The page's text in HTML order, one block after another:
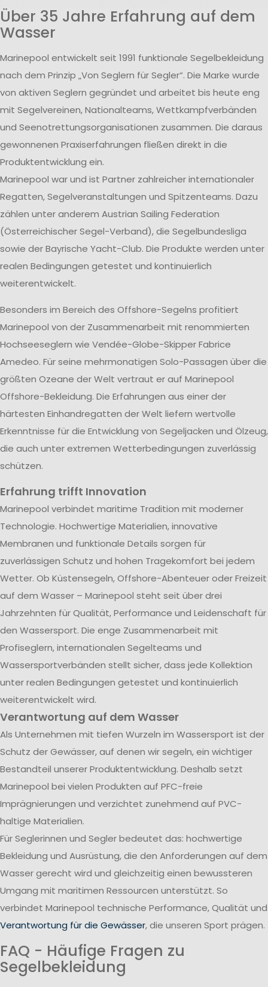
Über 35 Jahre Erfahrung auf dem
Wasser
Marinepool entwickelt seit 1991 funktionale Segelbekleidung
nach dem Prinzip „Von Seglern für Segler“. Die Marke wurde
von aktiven Seglern gegründet und arbeitet bis heute eng
mit Segelvereinen, Nationalteams, Wettkampfverbänden
und Seenotrettungsorganisationen zusammen. Die daraus
gewonnenen Praxiserfahrungen fließen direkt in die
Produktentwicklung ein.
Marinepool war und ist Partner zahlreicher internationaler
Regatten, Segelveranstaltungen und Spitzenteams. Dazu
zählen unter anderem Austrian Sailing Federation
(Österreichischer Segel-Verband), die Segelbundesliga
sowie der Bayrische Yacht-Club. Die Produkte werden unter
realen Bedingungen getestet und kontinuierlich
weiterentwickelt.
Besonders im Bereich des Offshore-Segelns profitiert
Marinepool von der Zusammenarbeit mit renommierten
Hochseeseglern wie Vendée-Globe-Skipper Fabrice
Amedeo. Für seine mehrmonatigen Solo-Passagen über die
größten Ozeane der Welt vertraut er auf Marinepool
Offshore-Bekleidung. Die Erfahrungen aus einer der
härtesten Einhandregatten der Welt liefern wertvolle
Erkenntnisse für die Entwicklung von Segeljacken und Ölzeug,
die auch unter extremen Wetterbedingungen zuverlässig
schützen.
Erfahrung trifft Innovation
Marinepool verbindet maritime Tradition mit moderner
Technologie. Hochwertige Materialien, innovative
Membranen und funktionale Details sorgen für
zuverlässigen Schutz und hohen Tragekomfort bei jedem
Wetter. Ob Küstensegeln, Offshore-Abenteuer oder Freizeit
auf dem Wasser – Marinepool steht seit über drei
Jahrzehnten für Qualität, Performance und Leidenschaft für
den Wassersport. Die enge Zusammenarbeit mit
Profiseglern, internationalen Segelteams und
Wassersportverbänden stellt sicher, dass jede Kollektion
unter realen Bedingungen getestet und kontinuierlich
weiterentwickelt wird.
Verantwortung auf dem Wasser
Als Unternehmen mit tiefen Wurzeln im Wassersport ist der
Schutz der Gewässer, auf denen wir segeln, ein wichtiger
Bestandteil unserer Produktentwicklung. Deshalb setzt
Marinepool bei vielen Produkten auf PFC-freie
Imprägnierungen und verzichtet zunehmend auf PVC-
haltige Materialien.
Für Seglerinnen und Segler bedeutet das: hochwertige
Bekleidung und Ausrüstung, die den Anforderungen auf dem
Wasser gerecht wird und gleichzeitig einen bewussteren
Umgang mit maritimen Ressourcen unterstützt. So
verbindet Marinepool technische Performance, Qualität und
Verantwortung für die Gewässer, die unseren Sport prägen.
FAQ - Häufige Fragen zu
Segelbekleidung